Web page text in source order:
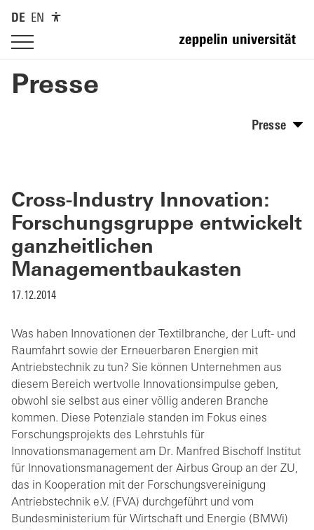
DE EN
Presse
Presse
Cross-Industry Innovation:
Forschungsgruppe entwickelt
ganzheitlichen
Managementbaukasten
17.12.2014
Was haben Innovationen der Textilbranche, der Luft- und
Raumfahrt sowie der Erneuerbaren Energien mit
Antriebstechnik zu tun? Sie können Unternehmen aus
diesem Bereich wertvolle Innovationsimpulse geben,
obwohl sie selbst aus einer völlig anderen Branche
kommen. Diese Potenziale standen im Fokus eines
Forschungsprojekts des Lehrstuhls für
Innovationsmanagement am Dr. Manfred Bischoff Institut
für Innovationsmanagement der Airbus Group an der ZU,
das in Kooperation mit der Forschungsvereinigung
Antriebstechnik e.V. (FVA) durchgeführt und vom
Bundesministerium für Wirtschaft und Energie (BMWi)